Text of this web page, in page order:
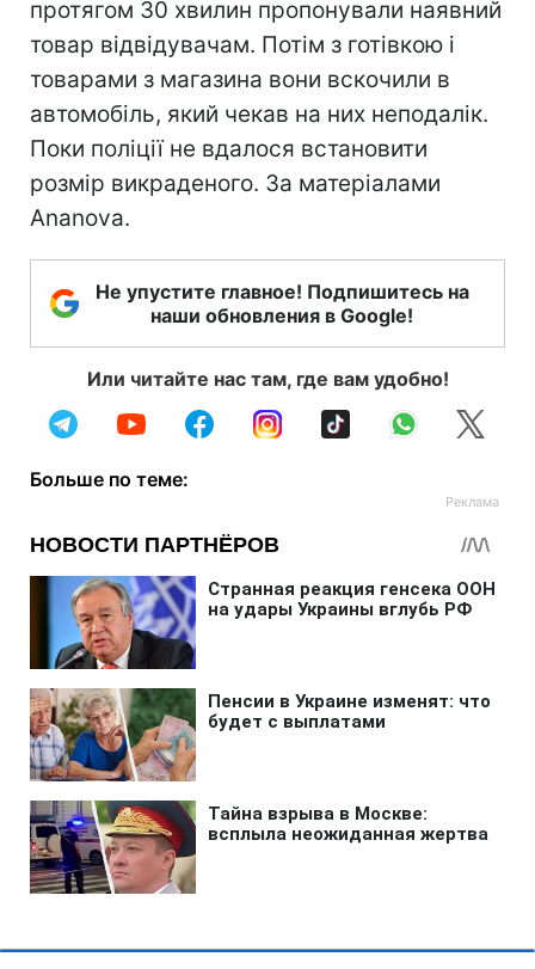
протягом 30 хвилин пропонували наявний
товар відвідувачам. Потім з готівкою і
товарами з магазина вони вскочили в
автомобіль, який чекав на них неподалік.
Поки поліції не вдалося встановити
розмір викраденого. За матеріалами
Ananova.
Не упустите главное! Подпишитесь на
наши обновления в Google!
Или читайте нас там, где вам удобно!
Больше по теме: